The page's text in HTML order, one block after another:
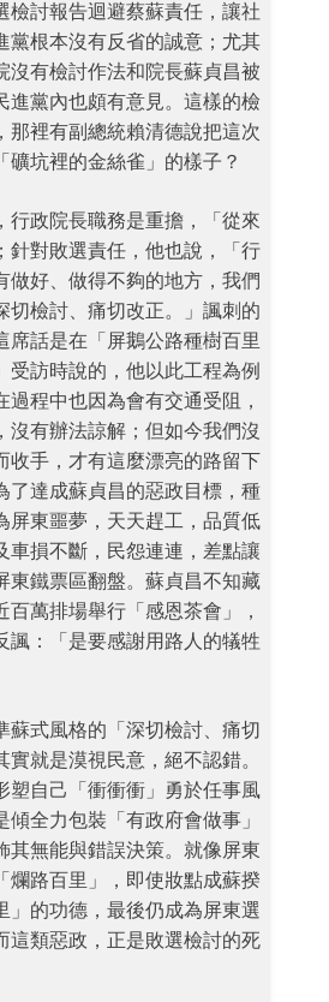
檢討報告迴避蔡蘇責任，讓社
黨根本沒有反省的誠意；尤其
沒有檢討作法和院長蘇貞昌被
進黨內也頗有意見。這樣的檢
那裡有副總統賴清德說把這次
礦坑裡的金絲雀」的樣子？
行政院長職務是重擔，「從來
針對敗選責任，他也說，「行
做好、做得不夠的地方，我們
切檢討、痛切改正。」諷刺的
席話是在「屏鵝公路種樹百里
受訪時說的，他以此工程為例
過程中也因為會有交通受阻，
沒有辦法諒解；但如今我們沒
收手，才有這麼漂亮的路留下
了達成蘇貞昌的惡政目標，種
屏東噩夢，天天趕工，品質低
車損不斷，民怨連連，差點讓
東鐵票區翻盤。蘇貞昌不知藏
百萬排場舉行「感恩茶會」，
諷：「是要感謝用路人的犠牲
蘇式風格的「深切檢討、痛切
實就是漠視民意，絕不認錯。
塑自己「衝衝衝」勇於任事風
傾全力包裝「有政府會做事」
其無能與錯誤決策。就像屏東
爛路百里」，即使妝點成蘇揆
」的功德，最後仍成為屏東選
這類惡政，正是敗選檢討的死